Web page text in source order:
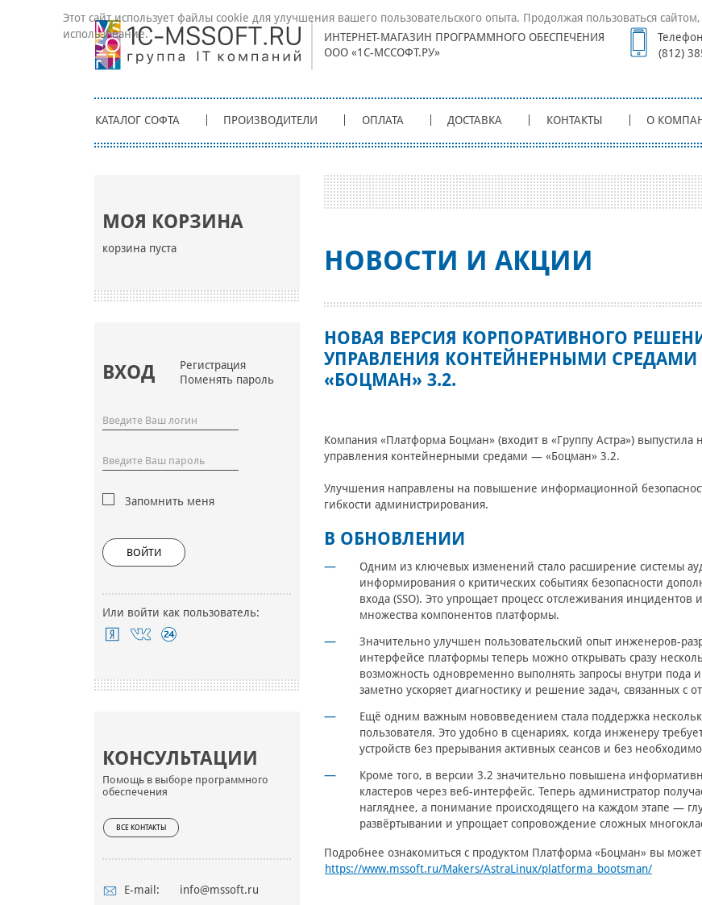
ИНТЕРНЕТ-МАГАЗИН ПРОГРАММНОГО ОБЕСПЕЧЕНИЯ
ООО «1С-МССОФТ.РУ»
(812)
КАТАЛОГ СОФТА ПРОИЗВОДИТЕЛИ ОПЛАТА ДОСТАВКА КОНТАКТЫ О
МОЯ КОРЗИНА
корзина пуста
ВХОД
Регистрация
Поменять пароль
Запомнить меня
ВОЙТИ
Или войти как пользователь:
КОНСУЛЬТАЦИИ
Помощь в выборе программного
обеспечения
ВСЕ КОНТАКТЫ
E-mail: info@mssoft.ru
НОВОСТИ И АКЦИИ
НОВАЯ ВЕРСИЯ КОРПОРАТИВНОГО
УПРАВЛЕНИЯ КОНТЕЙНЕРНЫМИ
«БОЦМАН» 3.2.
Компания «Платформа Боцман» (входит в «Группу Астра»)
управления контейнерными средами — «Боцман» 3.2.
Улучшения направлены на повышение информационной
гибкости администрирования.
В ОБНОВЛЕНИИ
Одним из ключевых изменений стало расширение системы
информирования о критических событиях безопасности
входа (SSO). Это упрощает процесс отслеживания инцидентов
множества компонентов платформы.
Значительно улучшен пользовательский опыт инженеров-
интерфейсе платформы теперь можно открывать сразу
возможность одновременно выполнять запросы внутри пода
заметно ускоряет диагностику и решение задач, связанных
Ещё одним важным нововведением стала поддержка
пользователя. Это удобно в сценариях, когда инженеру
устройств без прерывания активных сеансов и без
Кроме того, в версии 3.2 значительно повышена
кластеров через веб-интерфейс. Теперь администратор
нагляднее, а понимание происходящего на каждом этапе —
развёртывании и упрощает сопровождение сложных
Подробнее ознакомиться с продуктом Платформа «Боцман» вы
https://www.mssoft.ru/Makers/AstraLinux/platforma_bootsman/
Этот сайт использует файлы cookie для улучшения вашего пользовательского опыта. Продолжая пользоваться
использование.